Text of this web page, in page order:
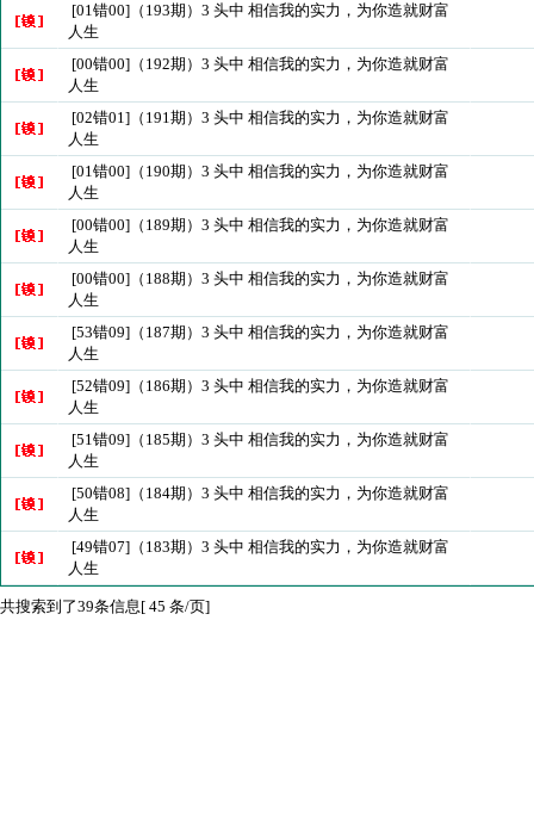
[01错00]（193期）3 头中 相信我的实力，为你造就财富
人生
[00错00]（192期）3 头中 相信我的实力，为你造就财富
人生
[02错01]（191期）3 头中 相信我的实力，为你造就财富
人生
[01错00]（190期）3 头中 相信我的实力，为你造就财富
人生
[00错00]（189期）3 头中 相信我的实力，为你造就财富
人生
[00错00]（188期）3 头中 相信我的实力，为你造就财富
人生
[53错09]（187期）3 头中 相信我的实力，为你造就财富
人生
[52错09]（186期）3 头中 相信我的实力，为你造就财富
人生
[51错09]（185期）3 头中 相信我的实力，为你造就财富
人生
[50错08]（184期）3 头中 相信我的实力，为你造就财富
人生
[49错07]（183期）3 头中 相信我的实力，为你造就财富
人生
共搜索到了39条信息[ 45 条/页]